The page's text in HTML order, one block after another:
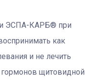
ЭСПА-КАРБ® при
как
и не лечить
щитовидной